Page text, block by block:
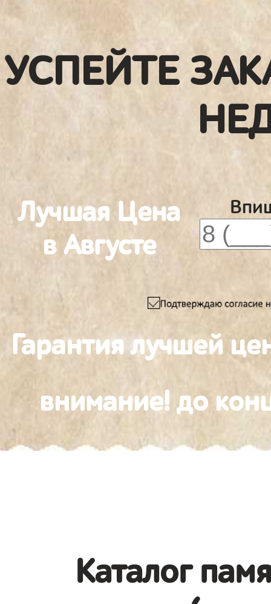
УСПЕЙТЕ
Лучшая Цена
в Августе
Гарантия лучшей
внимание! до
Каталог